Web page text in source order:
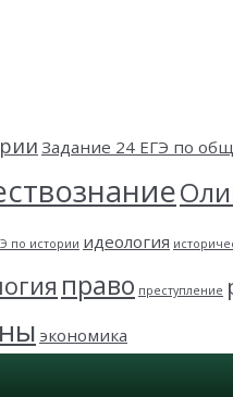
Задание 24 ЕГЭ по
по истории идеология
право преступление
экономика